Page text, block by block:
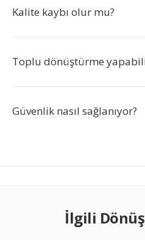
Kalite kaybı olur mu?
Toplu dönüştürme
Güvenlik nasıl sağlanıyor?
İlgili